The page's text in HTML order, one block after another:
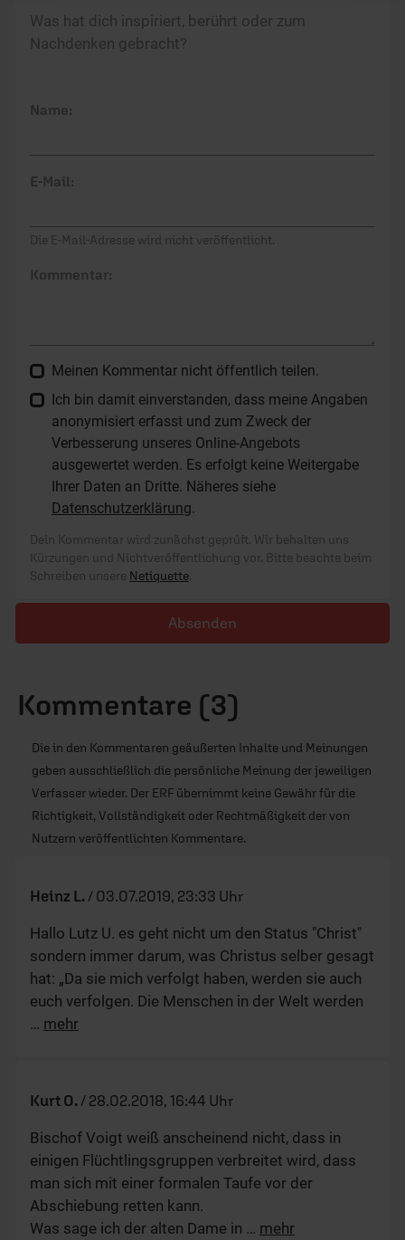
Was hat dich inspiriert, berührt oder zum
Nachdenken gebracht?
Name:
E-Mail:
Die E-Mail-Adresse wird nicht veröffentlicht.
Kommentar:
Meinen Kommentar nicht öffentlich teilen.
Ich bin damit einverstanden, dass meine Angaben
anonymisiert erfasst und zum Zweck der
Verbesserung unseres Online-Angebots
ausgewertet werden. Es erfolgt keine Weitergabe
Ihrer Daten an Dritte. Näheres siehe
Datenschutzerklärung.
Dein Kommentar wird zunächst geprüft. Wir behalten uns
Kürzungen und Nichtveröffentlichung vor. Bitte beachte beim
Schreiben unsere Netiquette.
Absenden
Kommentare (3)
Die in den Kommentaren geäußerten Inhalte und Meinungen
geben ausschließlich die persönliche Meinung der jeweiligen
Verfasser wieder. Der ERF übernimmt keine Gewähr für die
Richtigkeit, Vollständigkeit oder Rechtmäßigkeit der von
Nutzern veröffentlichten Kommentare.
Heinz L. / 03.07.2019, 23:33 Uhr
Hallo Lutz U. es geht nicht um den Status "Christ"
sondern immer darum, was Christus selber gesagt
hat: „Da sie mich verfolgt haben, werden sie auch
euch verfolgen. Die Menschen in der Welt werden
… mehr
Kurt O. / 28.02.2018, 16:44 Uhr
Bischof Voigt weiß anscheinend nicht, dass in
einigen Flüchtlingsgruppen verbreitet wird, dass
man sich mit einer formalen Taufe vor der
Abschiebung retten kann.
Was sage ich der alten Dame in … mehr